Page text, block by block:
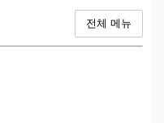
전체 메뉴